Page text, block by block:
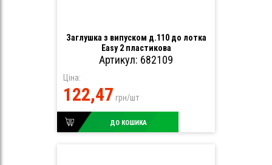
Заглушка з випуском д.110 до лотка
Easy 2 пластикова
Артикул: 682109
Ціна:
122,47 грн/шт
ДО КОШИКА